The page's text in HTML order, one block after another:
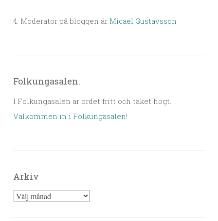
4. Moderator på bloggen är Micael Gustavsson
Folkungasalen.
I Folkungasalen är ordet fritt och taket högt.
Välkommen in i Folkungasalen!
Arkiv
Arkiv